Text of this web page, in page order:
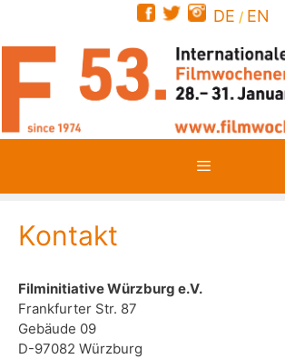
springen
DE / EN
Kontakt
Filminitiative Würzburg e.V.
Frankfurter Str. 87
Gebäude 09
D-97082 Würzburg